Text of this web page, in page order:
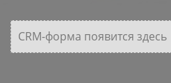
CRM-форма появится здесь